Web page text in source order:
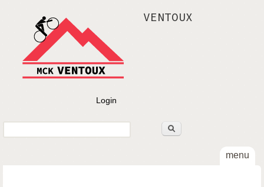
VENTOUX
Login
Søgefelt
menu